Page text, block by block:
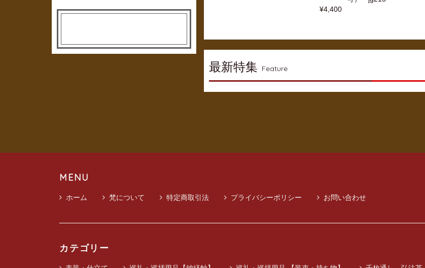
¥4,400
最新特集 Feature
MENU
ホーム 梵について 特定商取引法 プライバシーポリシー お問い合わせ
カテゴリー